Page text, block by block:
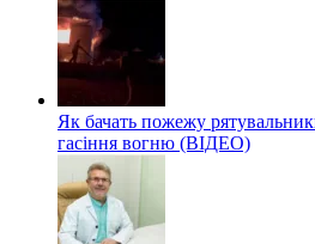
Як бачать пожежу
гасіння вогню (ВІДЕО)